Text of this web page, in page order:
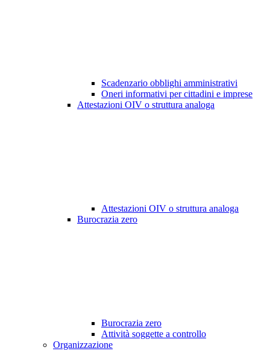
Scadenzario obblighi amministrativi
Oneri informativi per cittadini e imprese
Attestazioni OIV o struttura analoga
Attestazioni OIV o struttura analoga
Burocrazia zero
Burocrazia zero
Attività soggette a controllo
Organizzazione